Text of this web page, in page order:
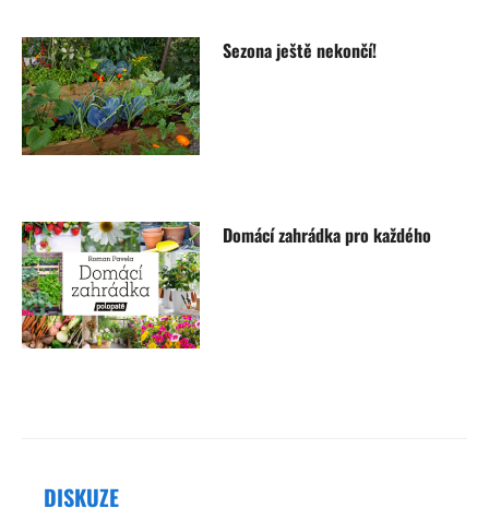
Sezona ještě nekončí!
Domácí zahrádka pro každého
DISKUZE